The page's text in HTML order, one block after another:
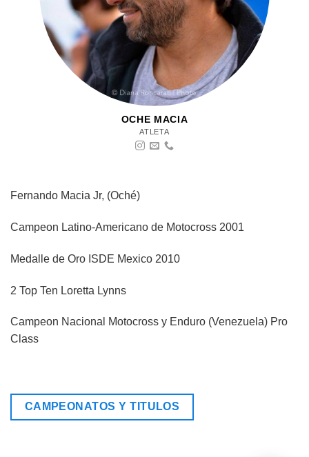
OCHE MACIA
ATLETA
Fernando Macia Jr, (Oché)
Campeon Latino-Americano de Motocross 2001
Medalle de Oro ISDE Mexico 2010
2 Top Ten Loretta Lynns
Campeon Nacional Motocross y Enduro (Venezuela) Pro
Class
CAMPEONATOS Y TITULOS